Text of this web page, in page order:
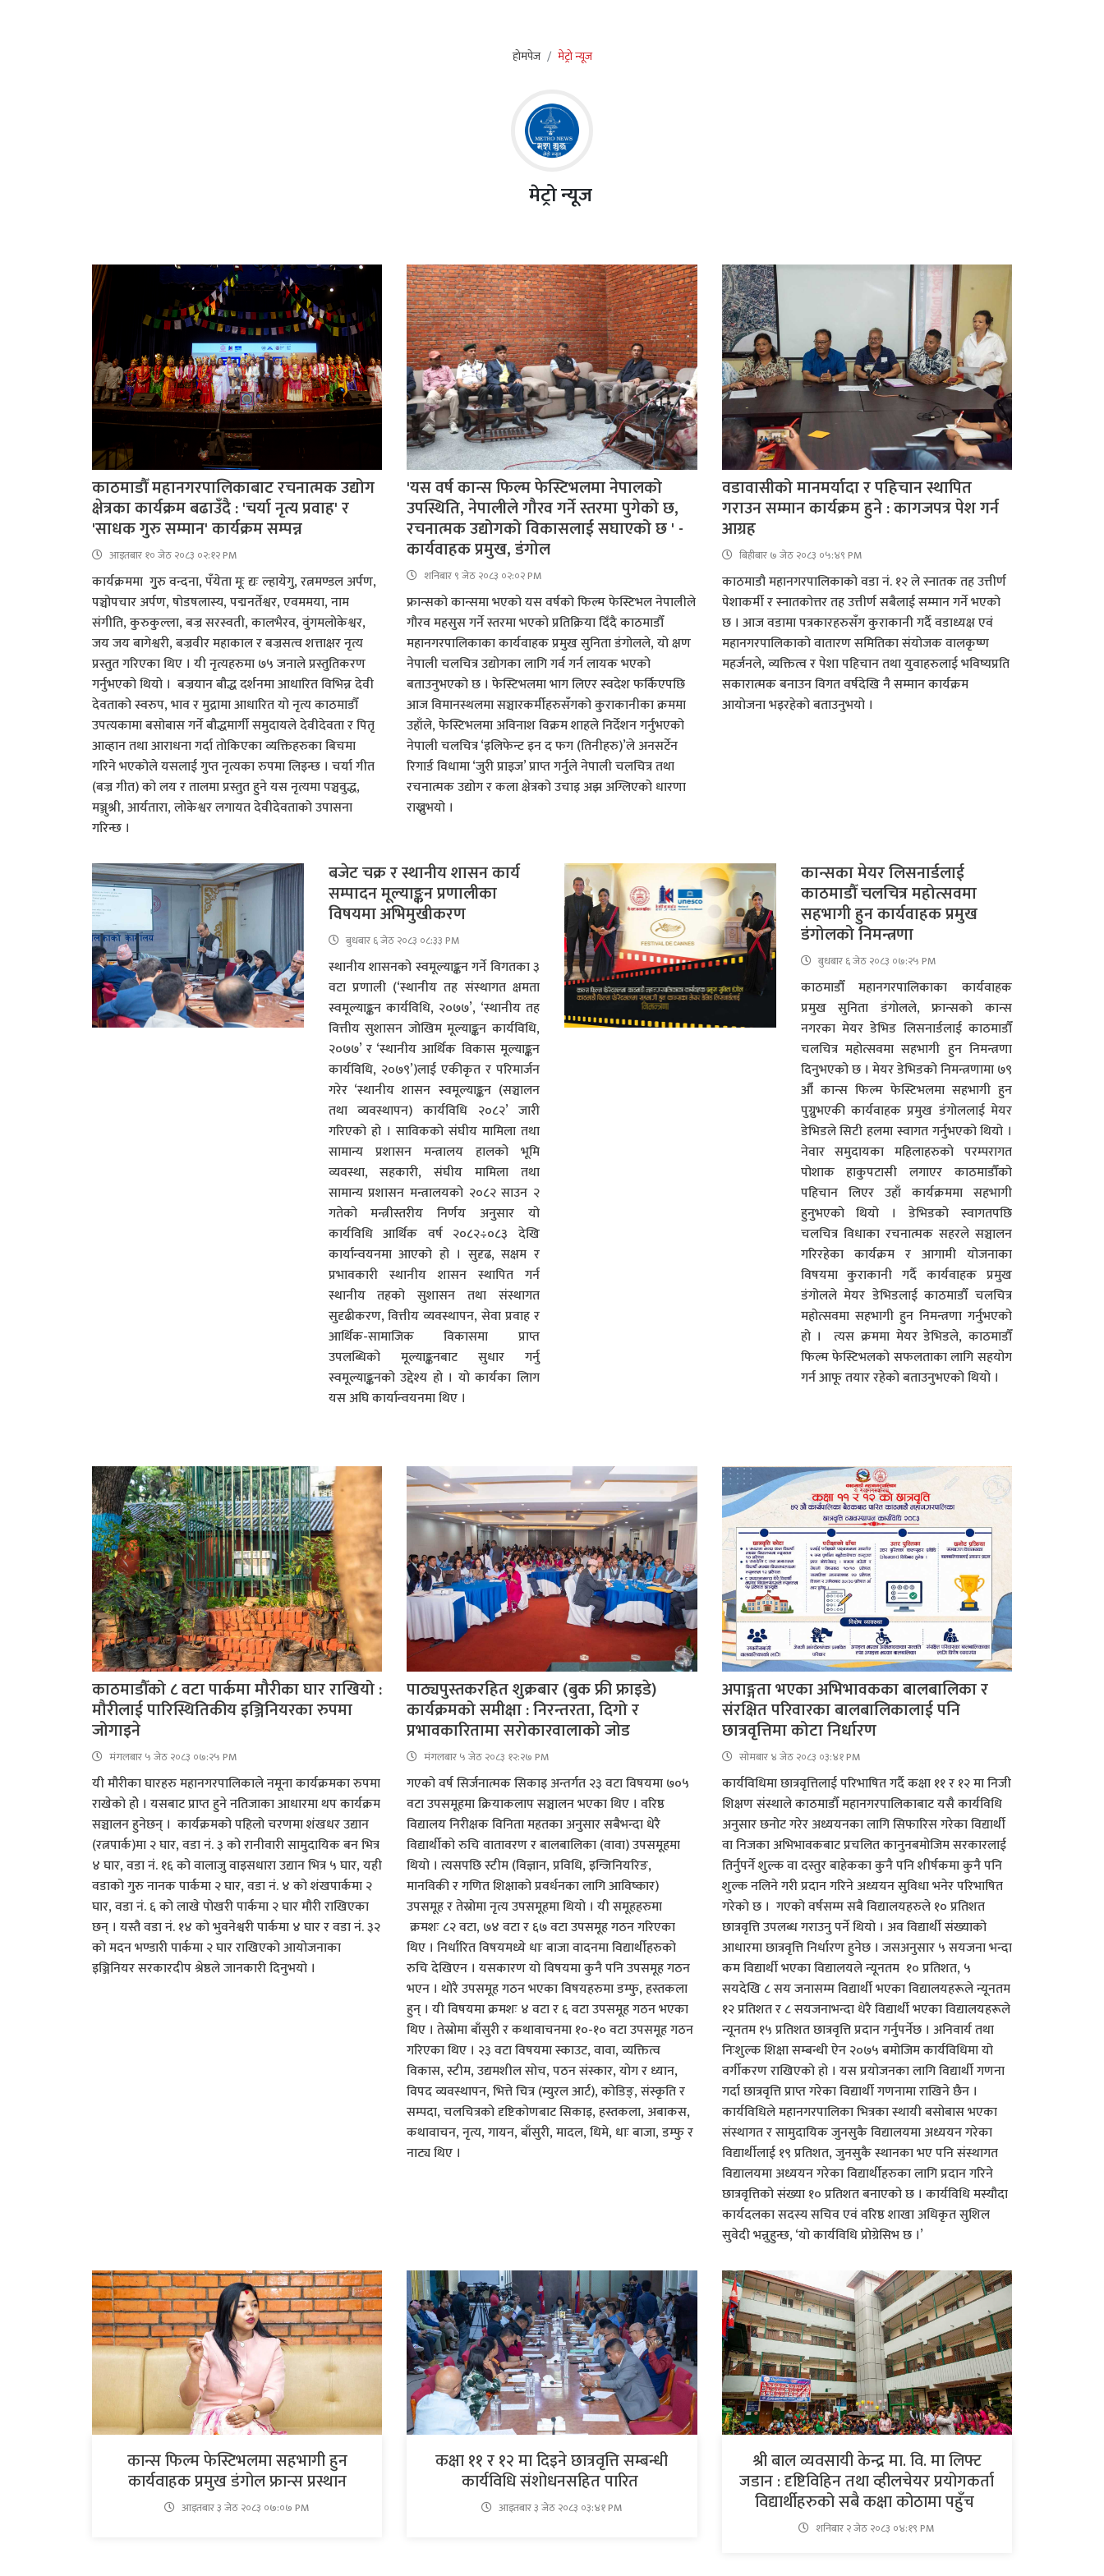
होमपेज मेट्रो न्यूज
मेट्रो न्यूज
काठमाडौँ महानगरपालिकाबाट रचनात्मक उद्योग
क्षेत्रका कार्यक्रम बढाउँदै : 'चर्या नृत्य प्रवाह' र
'साधक गुरु सम्मान' कार्यक्रम सम्पन्न
आइतबार​ १० जेठ २०८३ ०२:१२ PM
कार्यक्रममा गुुरु वन्दना, पँयेता मूः द्यः ल्हायेगु, रत्नमण्डल अर्पण,
पञ्चोपचार अर्पण, षोडषलास्य, पद्मनर्तेश्वर, एवममया, नाम
संगीति, कुरुकुल्ला, बज्र सरस्वती, कालभैरव, वुंगमलोकेश्वर,
जय जय बागेश्वरी, बज्रवीर महाकाल र बज्रसत्व शत्ताक्षर नृत्य
प्रस्तुत गरिएका थिए । यी नृत्यहरुमा ७५ जनाले प्रस्तुतिकरण
गर्नुभएको थियो । बज्रयान बौद्ध दर्शनमा आधारित विभिन्न देवी
देवताको स्वरुप, भाव र मुद्रामा आधारित यो नृत्य काठमाडौँ
उपत्यकामा बसोबास गर्ने बौद्धमार्गी समुदायले देवीदेवता र पितृ
आव्हान तथा आराधना गर्दा तोकिएका व्यक्तिहरुका बिचमा
गरिने भएकोले यसलाई गुप्त नृत्यका रुपमा लिइन्छ । चर्या गीत
(बज्र गीत) को लय र तालमा प्रस्तुत हुने यस नृत्यमा पञ्चवुद्ध,
मञ्जुश्री, आर्यतारा, लोकेश्वर लगायत देवीदेवताको उपासना
गरिन्छ ।
'यस वर्ष कान्स फिल्म फेस्टिभलमा नेपालको
उपस्थिति, नेपालीले गौरव गर्ने स्तरमा पुगेको छ,
रचनात्मक उद्योगको विकासलाई सघाएको छ ' -
कार्यवाहक प्रमुख, डंगोल
शनिबार ९ जेठ २०८३ ०२:०२ PM
फ्रान्सको कान्समा भएको यस वर्षको फिल्म फेस्टिभल नेपालीले
गौरव महसुस गर्ने स्तरमा भएको प्रतिक्रिया दिँदै काठमाडौँ
महानगरपालिकाका कार्यवाहक प्रमुख सुनिता डंगोलले, यो क्षण
नेपाली चलचित्र उद्योगका लागि गर्व गर्न लायक भएको
बताउनुभएको छ । फेस्टिभलमा भाग लिएर स्वदेश फर्किएपछि
आज विमानस्थलमा सञ्चारकर्मीहरुसँगको कुराकानीका क्रममा
उहाँले, फेस्टिभलमा अविनाश विक्रम शाहले निर्देशन गर्नुभएको
नेपाली चलचित्र ‘इलिफेन्ट इन द फग (तिनीहरु)’ले अनसर्टेन
रिगार्ड विधामा ‘जुरी प्राइज’ प्राप्त गर्नुले नेपाली चलचित्र तथा
रचनात्मक उद्योग र कला क्षेत्रको उचाइ अझ अग्लिएको धारणा
राख्नुभयो ।
वडावासीको मानमर्यादा र पहिचान स्थापित
गराउन सम्मान कार्यक्रम हुने : कागजपत्र पेश गर्न
आग्रह
बिहीबार ७ जेठ २०८३ ०५:४९ PM
काठमाडौ महानगरपालिकाको वडा नं. १२ ले स्नातक तह उत्तीर्ण
पेशाकर्मी र स्नातकोत्तर तह उत्तीर्ण सबैलाई सम्मान गर्ने भएको
छ । आज वडामा पत्रकारहरुसँग कुराकानी गर्दै वडाध्यक्ष एवं
महानगरपालिकाको वातारण समितिका संयोजक वालकृष्ण
महर्जनले, व्यक्तित्व र पेशा पहिचान तथा युवाहरुलाई भविष्यप्रति
सकारात्मक बनाउन विगत वर्षदेखि नै सम्मान कार्यक्रम
आयोजना भइरहेको बताउनुभयो ।
बजेट चक्र र स्थानीय शासन कार्य
सम्पादन मूल्याङ्कन प्रणालीका
विषयमा अभिमुखीकरण
बुधबार ६ जेठ २०८३ ०८:३३ PM
स्थानीय शासनको स्वमूल्याङ्कन गर्ने विगतका ३
वटा प्रणाली (‘स्थानीय तह संस्थागत क्षमता
स्वमूल्याङ्कन कार्यविधि, २०७७’, ‘स्थानीय तह
वित्तीय सुशासन जोखिम मूल्याङ्कन कार्यविधि,
२०७७’ र ‘स्थानीय आर्थिक विकास मूल्याङ्कन
कार्यविधि, २०७९’)लाई एकीकृत र परिमार्जन
गरेर ‘स्थानीय शासन स्वमूल्याङ्कन (सञ्चालन
तथा व्यवस्थापन) कार्यविधि २०८२’ जारी
गरिएको हो । साविकको संघीय मामिला तथा
सामान्य प्रशासन मन्त्रालय हालको भूमि
व्यवस्था, सहकारी, संघीय मामिला तथा
सामान्य प्रशासन मन्त्रालयको २०८२ साउन २
गतेको मन्त्रीस्तरीय निर्णय अनुसार यो
कार्यविधि आर्थिक वर्ष २०८२÷०८३ देखि
कार्यान्वयनमा आएको हो । सुदृढ, सक्षम र
प्रभावकारी स्थानीय शासन स्थापित गर्न
स्थानीय तहको सुशासन तथा संस्थागत
सुदृढीकरण, वित्तीय व्यवस्थापन, सेवा प्रवाह र
आर्थिक-सामाजिक विकासमा प्राप्त
उपलब्धिको मूल्याङ्कनबाट सुधार गर्नु
स्वमूल्याङ्कनको उद्देश्य हो । यो कार्यका लािग
यस अघि कार्यान्वयनमा थिए ।
कान्सका मेयर लिसनार्डलाई
काठमाडौँ चलचित्र महोत्सवमा
सहभागी हुन कार्यवाहक प्रमुख
डंगोलको निमन्त्रणा
बुधबार ६ जेठ २०८३ ०७:२५ PM
काठमाडौँ महानगरपालिकाका कार्यवाहक
प्रमुख सुनिता डंगोलले, फ्रान्सको कान्स
नगरका मेयर डेभिड लिसनार्डलाई काठमाडौँ
चलचित्र महोत्सवमा सहभागी हुन निमन्त्रणा
दिनुभएको छ । मेयर डेभिडको निमन्त्रणामा ७९
औँ कान्स फिल्म फेस्टिभलमा सहभागी हुन
पुग्नुभएकी कार्यवाहक प्रमुख डंगोललाई मेयर
डेभिडले सिटी हलमा स्वागत गर्नुभएको थियो ।
नेवार समुदायका महिलाहरुको परम्परागत
पोशाक हाकुपटासी लगाएर काठमाडौँको
पहिचान लिएर उहाँ कार्यक्रममा सहभागी
हुनुभएको थियो । डेभिडको स्वागतपछि
चलचित्र विधाका रचनात्मक सहरले सञ्चालन
गरिरहेका कार्यक्रम र आगामी योजनाका
विषयमा कुराकानी गर्दै कार्यवाहक प्रमुख
डंगोलले मेयर डेभिडलाई काठमाडौँ चलचित्र
महोत्सवमा सहभागी हुन निमन्त्रणा गर्नुभएको
हो । त्यस क्रममा मेयर डेभिडले, काठमाडौँ
फिल्म फेस्टिभलको सफलताका लागि सहयोग
गर्न आफू तयार रहेको बताउनुभएको थियो ।
काठमाडौँको ८ वटा पार्कमा मौरीका घार राखियो :
मौरीलाई पारिस्थितिकीय इञ्जिनियरका रुपमा
जोगाइने
मंगलबार ५ जेठ २०८३ ०७:२५ PM
यी मौरीका घारहरु महानगरपालिकाले नमूना कार्यक्रमका रुपमा
राखेको होे । यसबाट प्राप्त हुने नतिजाका आधारमा थप कार्यक्रम
सञ्चालन हुनेछन् । कार्यक्रमको पहिलो चरणमा शंखधर उद्यान
(रत्नपार्क)मा २ घार, वडा नं. ३ को रानीवारी सामुदायिक बन भित्र
४ घार, वडा नं. १६ को वालाजु वाइसधारा उद्यान भित्र ५ घार, यही
वडाको गुरु नानक पार्कमा २ घार, वडा नं. ४ को शंखपार्कमा २
घार, वडा नं. ६ को लाखे पोखरी पार्कमा २ घार मौरी राखिएका
छन् । यस्तै वडा नं. १४ को भुवनेश्वरी पार्कमा ४ घार र वडा नं. ३२
को मदन भण्डारी पार्कमा २ घार राखिएको आयोजनाका
इञ्जिनियर सरकारदीप श्रेष्ठले जानकारी दिनुभयो ।
पाठ्यपुस्तकरहित शुक्रबार (बुक फ्री फ्राइडे)
कार्यक्रमको समीक्षा : निरन्तरता, दिगो र
प्रभावकारितामा सरोकारवालाको जोड
मंगलबार ५ जेठ २०८३ १२:२७ PM
गएको वर्ष सिर्जनात्मक सिकाइ अन्तर्गत २३ वटा विषयमा ७०५
वटा उपसमूहमा क्रियाकलाप सञ्चालन भएका थिए । वरिष्ठ
विद्यालय निरीक्षक विनिता महतका अनुसार सबैभन्दा धेरै
विद्यार्थीको रुचि वातावरण र बालबालिका (वावा) उपसमूहमा
थियो । त्यसपछि स्टीम (विज्ञान, प्रविधि, इन्जिनियरिङ,
मानविकी र गणित शिक्षाको प्रवर्धनका लागि आविष्कार)
उपसमूह र तेस्रोमा नृत्य उपसमूहमा थियो । यी समूहहरुमा
क्रमशः ८२ वटा, ७४ वटा र ६७ वटा उपसमूह गठन गरिएका
थिए । निर्धारित विषयमध्ये धाः बाजा वादनमा विद्यार्थीहरुको
रुचि देखिएन । यसकारण यो विषयमा कुनै पनि उपसमूह गठन
भएन । थोरै उपसमूह गठन भएका विषयहरुमा डम्फु, हस्तकला
हुन् । यी विषयमा क्रमशः ४ वटा र ६ वटा उपसमूह गठन भएका
थिए । तेस्रोमा बाँसुरी र कथावाचनमा १०-१० वटा उपसमूह गठन
गरिएका थिए । २३ वटा विषयमा स्काउट, वावा, व्यक्तित्व
विकास, स्टीम, उद्यमशील सोच, पठन संस्कार, योग र ध्यान,
विपद व्यवस्थापन, भित्ते चित्र (म्युरल आर्ट), कोडिङ्, संस्कृति र
सम्पदा, चलचित्रको दृष्टिकोणबाट सिकाइ, हस्तकला, अबाकस,
कथावाचन, नृत्य, गायन, बाँसुरी, मादल, धिमे, धाः बाजा, डम्फु र
नाट्य थिए ।
अपाङ्गता भएका अभिभावकका बालबालिका र
संरक्षित परिवारका बालबालिकालाई पनि
छात्रवृत्तिमा कोटा निर्धारण
सोमबार ४ जेठ २०८३ ०३:४१ PM
कार्यविधिमा छात्रवृत्तिलाई परिभाषित गर्दै कक्षा ११ र १२ मा निजी
शिक्षण संस्थाले काठमाडौँ महानगरपालिकाबाट यसै कार्यविधि
अनुसार छनोट गरेर अध्ययनका लागि सिफारिस गरेका विद्यार्थी
वा निजका अभिभावकबाट प्रचलित कानुनबमोजिम सरकारलाई
तिर्नुपर्ने शुल्क वा दस्तुर बाहेकका कुनै पनि शीर्षकमा कुनै पनि
शुल्क नलिने गरी प्रदान गरिने अध्ययन सुविधा भनेर परिभाषित
गरेको छ । गएको वर्षसम्म सबै विद्यालयहरुले १० प्रतिशत
छात्रवृत्ति उपलब्ध गराउनु पर्ने थियो । अव विद्यार्थी संख्याको
आधारमा छात्रवृत्ति निर्धारण हुनेछ । जसअनुसार ५ सयजना भन्दा
कम विद्यार्थी भएका विद्यालयले न्यूनतम १० प्रतिशत, ५
सयदेखि ८ सय जनासम्म विद्यार्थी भएका विद्यालयहरूले न्यूनतम
१२ प्रतिशत र ८ सयजनाभन्दा धेरै विद्यार्थी भएका विद्यालयहरूले
न्यूनतम १५ प्रतिशत छात्रवृत्ति प्रदान गर्नुपर्नेछ । अनिवार्य तथा
निःशुल्क शिक्षा सम्बन्धी ऐन २०७५ बमोजिम कार्यविधिमा यो
वर्गीकरण राखिएको हो । यस प्रयोजनका लागि विद्यार्थी गणना
गर्दा छात्रवृत्ति प्राप्त गरेका विद्यार्थी गणनामा राखिने छैन ।
कार्यविधिले महानगरपालिका भित्रका स्थायी बसोबास भएका
संस्थागत र सामुदायिक जुनसुकै विद्यालयमा अध्ययन गरेका
विद्यार्थीलाई १९ प्रतिशत, जुनसुकै स्थानका भए पनि संस्थागत
विद्यालयमा अध्ययन गरेका विद्यार्थीहरुका लागि प्रदान गरिने
छात्रवृत्तिको संख्या १० प्रतिशत बनाएको छ । कार्यविधि मस्यौदा
कार्यदलका सदस्य सचिव एवं वरिष्ठ शाखा अधिकृत सुशिल
सुवेदी भन्नुहुन्छ, ‘यो कार्यविधि प्रोग्रेसिभ छ ।’
कान्स फिल्म फेस्टिभलमा सहभागी हुन
कार्यवाहक प्रमुख डंगोल फ्रान्स प्रस्थान
आइतबार​ ३ जेठ २०८३ ०७:०७ PM
कक्षा ११ र १२ मा दिइने छात्रवृत्ति सम्बन्धी
कार्यविधि संशोधनसहित पारित
आइतबार​ ३ जेठ २०८३ ०३:४१ PM
श्री बाल व्यवसायी केन्द्र मा. वि. मा लिफ्ट
जडान : दृष्टिविहिन तथा व्हीलचेयर प्रयोगकर्ता
विद्यार्थीहरुको सबै कक्षा कोठामा पहुँच
शनिबार २ जेठ २०८३ ०४:१९ PM